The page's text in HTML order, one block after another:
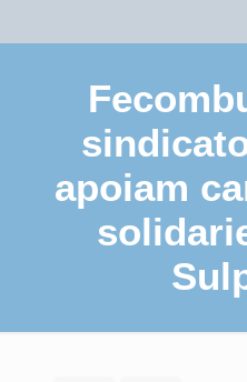
apoiam